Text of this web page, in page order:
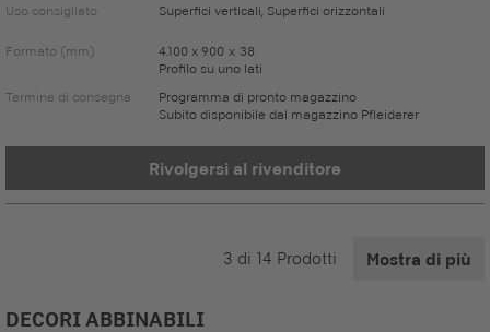
Uso consigliato Superfici verticali, Superfici orizzontali
Formato (mm)
4.100 x 900 x 38
Profilo su uno lati
Termine di consegna
Programma di pronto magazzino
Subito disponibile dal magazzino Pfleiderer
Rivolgersi al rivenditore
3 di 14 Prodotti Mostra di più
DECORI ABBINABILI